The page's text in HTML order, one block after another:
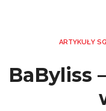
ARTYKUŁY SG
BaByliss